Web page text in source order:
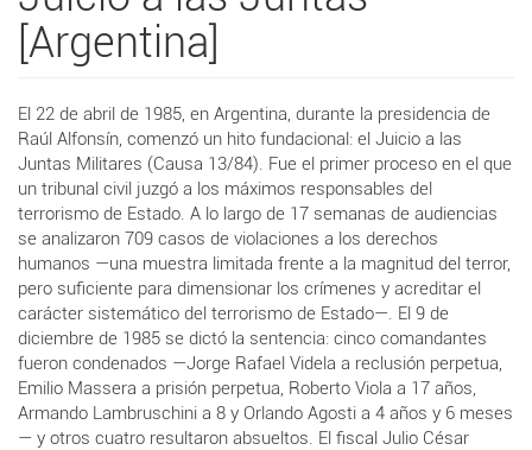
[Argentina]
El 22 de abril de 1985, en Argentina, durante la presidencia de
Raúl Alfonsín, comenzó un hito fundacional: el Juicio a las
Juntas Militares (Causa 13/84). Fue el primer proceso en el que
un tribunal civil juzgó a los máximos responsables del
terrorismo de Estado. A lo largo de 17 semanas de audiencias
se analizaron 709 casos de violaciones a los derechos
humanos —una muestra limitada frente a la magnitud del terror,
pero suficiente para dimensionar los crímenes y acreditar el
carácter sistemático del terrorismo de Estado—. El 9 de
diciembre de 1985 se dictó la sentencia: cinco comandantes
fueron condenados —Jorge Rafael Videla a reclusión perpetua,
Emilio Massera a prisión perpetua, Roberto Viola a 17 años,
Armando Lambruschini a 8 y Orlando Agosti a 4 años y 6 meses
— y otros cuatro resultaron absueltos. El fiscal Julio César